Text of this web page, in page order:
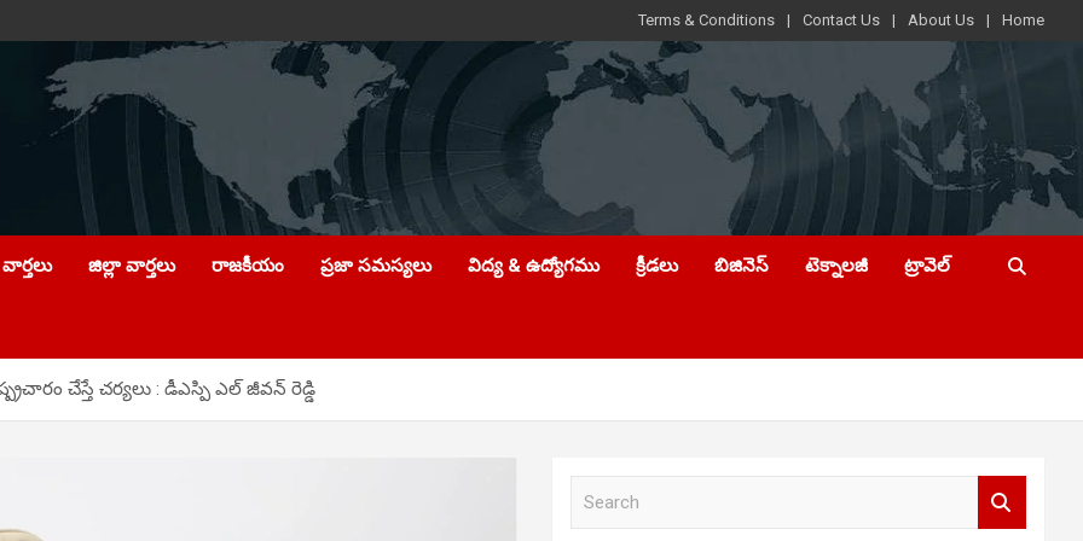
Terms & Conditions Contact Us About Us Home
జిల్లా వార్తలు రాజకీయం ప్రజా సమస్యలు విద్య & ఉద్యోగము క్రీడలు బిజినెస్ టెక్నాలజీ ట్రావెల్
చేస్తే చర్యలు : డీఎస్పి ఎల్ జీవన్ రెడ్డి